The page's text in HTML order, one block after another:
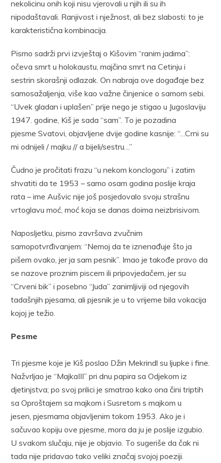
nekolicinu onih koji nisu vjerovali u njih ili su ih
nipodaštavali. Ranjivost i nježnost, ali bez slabosti: to je
karakteristična kombinacija.
Pismo sadrži prvi izvještaj o Kišovim “ranim jadima”:
očeva smrt u holokaustu, majčina smrt na Cetinju i
sestrin skorašnji odlazak. On nabraja ove događaje bez
samosažaljenja, više kao važne činjenice o samom sebi.
“Uvek gladan i uplašen” prije nego je stigao u Jugoslaviju
1947. godine, Kiš je sada “sam”. To je pozadina
pjesme Svatovi, objavljene dvije godine kasnije: “…Crni su
mi odnijeli / majku // a bijeli/sestru…”
Čudno je pročitati frazu “u nekom konclogoru” i zatim
shvatiti da te 1953 – samo osam godina poslije kraja
rata – ime Aušvic nije još posjedovalo svoju strašnu
vrtoglavu moć, moć koja se danas doima neizbrisivom.
Naposljetku, pismo završava zvučnim
samopotvrđivanjem: “Nemoj da te iznenađuje što ja
pišem ovako, jer ja sam pesnik”. Imao je takođe pravo da
se nazove proznim piscem ili pripovjedačem, jer su
“Crveni bik” i posebno “Juda” zanimljiviji od njegovih
tadašnjih pjesama, ali pjesnik je u to vrijeme bila vokacija
kojoj je težio.
Pesme
Tri pjesme koje je Kiš poslao Džin Mekrindl su ljupke i fine.
Nažvrljao je “MajkaIII” pri dnu papira sa Odjekom iz
djetinjstva; po svoj prilici je smatrao kako ona čini triptih
sa Oproštajem sa majkom i Susretom s majkom u
jesen, pjesmama objavljenim tokom 1953. Ako je i
sačuvao kopiju ove pjesme, mora da ju je poslije izgubio.
U svakom slučaju, nije je objavio. To sugeriše da čak ni
tada nije pridavao tako veliki značaj svojoj poeziji.